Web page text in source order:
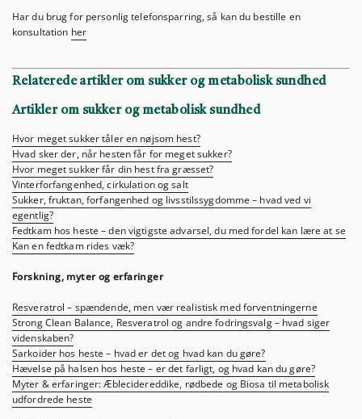
Har du brug for personlig telefonsparring, så kan du bestille en
konsultation her
Relaterede artikler om sukker og metabolisk sundhed
Artikler om sukker og metabolisk sundhed
Hvor meget sukker tåler en nøjsom hest?
Hvad sker der, når hesten får for meget sukker?
Hvor meget sukker får din hest fra græsset?
Vinterforfangenhed, cirkulation og salt
Sukker, fruktan, forfangenhed og livsstilssygdomme – hvad ved vi
egentlig?
Fedtkam hos heste – den vigtigste advarsel, du med fordel kan lære at se
Kan en fedtkam rides væk?
Forskning, myter og erfaringer
Resveratrol – spændende, men vær realistisk med forventningerne
Strong Clean Balance, Resveratrol og andre fodringsvalg – hvad siger
videnskaben?
Sarkoider hos heste – hvad er det og hvad kan du gøre?
Hævelse på halsen hos heste – er det farligt, og hvad kan du gøre?
Myter & erfaringer: Æblecidereddike, rødbede og Biosa til metabolisk
udfordrede heste